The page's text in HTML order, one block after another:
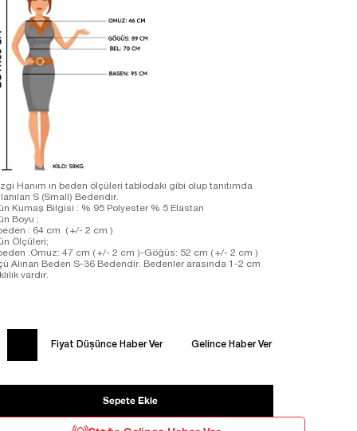
Hanım ın beden ölçüleri tablodaki gibi olup tanıtımda
S (Small) Bedendir.
Kumaş Bilgisi : % 95 Polyester % 5 Elastan
Boyu ;
: 64 cm ( +/- 2 cm )
Ölçüleri;
:Omuz: 47 cm ( +/- 2 cm )-Göğüs: 52 cm ( +/- 2 cm )
Alınan Beden S-36 Bedendir. Bedenler arasında 1-2 cm
vardır.
Fiyat Düşünce Haber Ver Gelince Haber Ver